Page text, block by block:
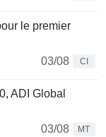
le premier
03/08
CI
ADI Global
03/08
MT